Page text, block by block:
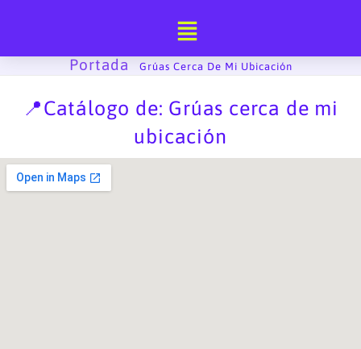
Portada
Grúas Cerca De Mi Ubicación
📍Catálogo de: Grúas cerca de mi
ubicación